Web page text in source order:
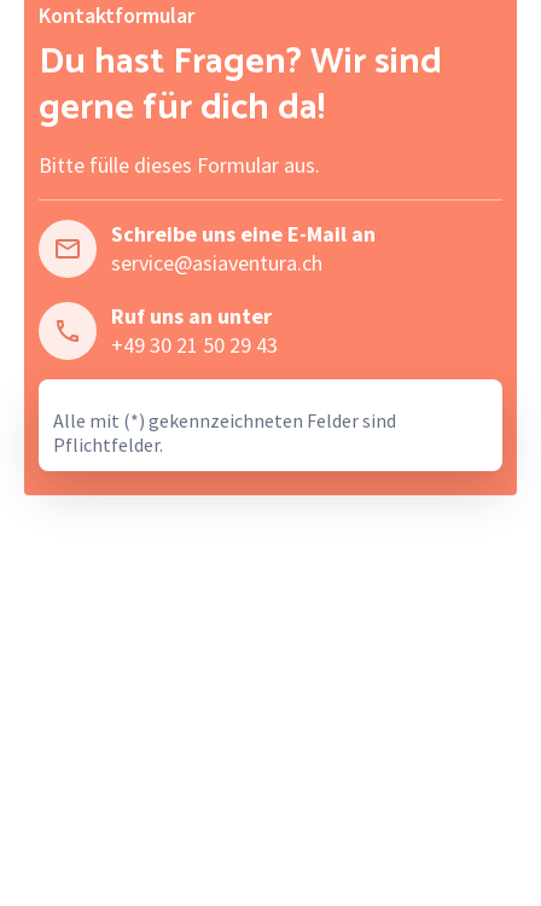
Kontaktformular
Du hast Fragen? Wir sind
gerne für dich da!
Bitte fülle dieses Formular aus.
Schreibe uns eine E-Mail an
service@asiaventura.ch
Ruf uns an unter
+49 30 21 50 29 43
Alle mit (*) gekennzeichneten Felder sind
Pflichtfelder.